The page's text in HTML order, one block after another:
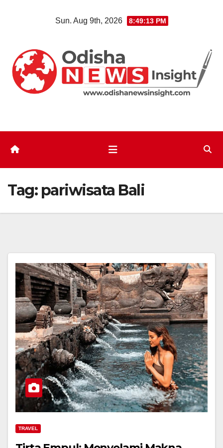
Sun. Aug 9th, 2026 8:49:13 PM
Tag: pariwisata Bali
TRAVEL